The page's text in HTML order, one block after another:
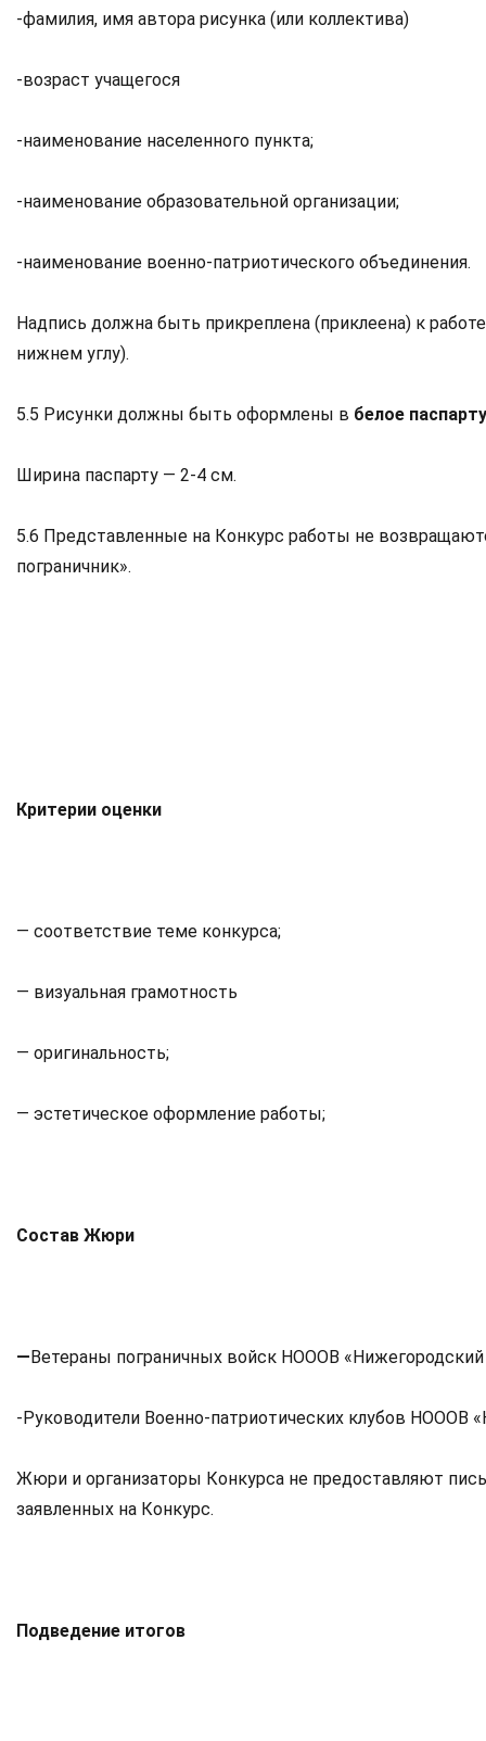
-фамилия, имя автора рисунка (или коллектива)
-возраст учащегося
-наименование населенного пункта;
-наименование образовательной организации;
-наименование военно-патриотического объединения.
Надпись должна быть прикреплена (приклеена) к
нижнем углу).
5.5 Рисунки должны быть оформлены в белое
Ширина паспарту — 2-4 см.
5.6 Представленные на Конкурс работы не
пограничник».
Критерии оценки
— соответствие теме конкурса;
— визуальная грамотность
— оригинальность;
— эстетическое оформление работы;
Состав Жюри
—Ветераны пограничных войск НОООВ «Нижегородский
-Руководители Военно-патриотических клубов НОООВ
Жюри и организаторы Конкурса не предоставляют
заявленных на Конкурс.
Подведение итогов